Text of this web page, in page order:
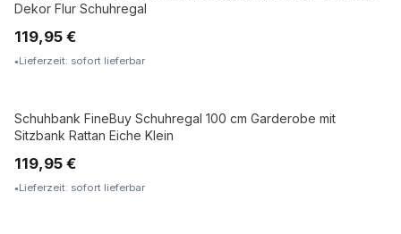
Dekor Flur Schuhregal
119,95 €
Lieferzeit: sofort lieferbar
Schuhbank FineBuy Schuhregal 100 cm Garderobe mit
Sitzbank Rattan Eiche Klein
119,95 €
Lieferzeit: sofort lieferbar